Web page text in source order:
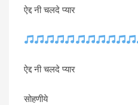
ऐद्द नी चलदे प्यार
ऐद्द नी चलदे प्यार
सोहणीये